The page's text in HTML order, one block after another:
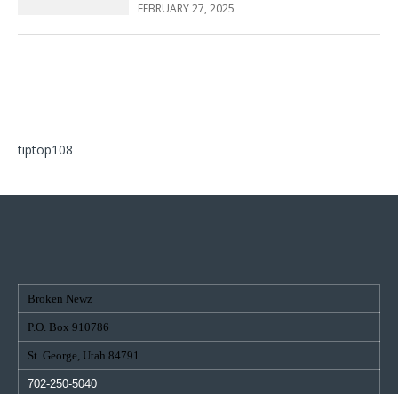
FEBRUARY 27, 2025
tiptop108
Broken Newz
P.O. Box 910786
St. George, Utah 84791
702-250-5040